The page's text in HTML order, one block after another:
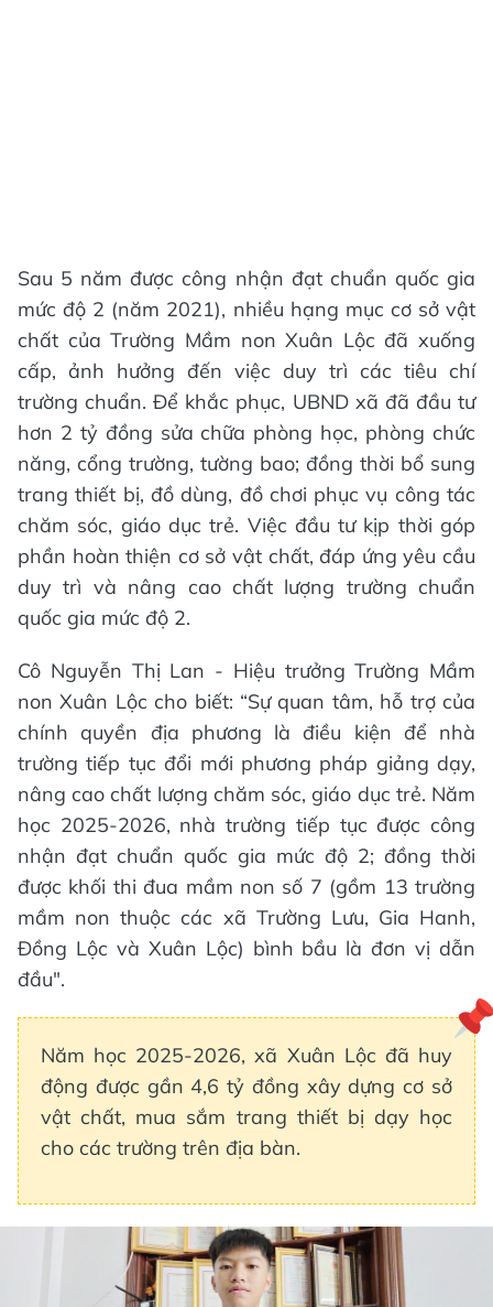
Sau 5 năm được công nhận đạt chuẩn quốc gia
mức độ 2 (năm 2021), nhiều hạng mục cơ sở vật
chất của Trường Mầm non Xuân Lộc đã xuống
cấp, ảnh hưởng đến việc duy trì các tiêu chí
trường chuẩn. Để khắc phục, UBND xã đã đầu tư
hơn 2 tỷ đồng sửa chữa phòng học, phòng chức
năng, cổng trường, tường bao; đồng thời bổ sung
trang thiết bị, đồ dùng, đồ chơi phục vụ công tác
chăm sóc, giáo dục trẻ. Việc đầu tư kịp thời góp
phần hoàn thiện cơ sở vật chất, đáp ứng yêu cầu
duy trì và nâng cao chất lượng trường chuẩn
quốc gia mức độ 2.
Cô Nguyễn Thị Lan - Hiệu trưởng Trường Mầm
non Xuân Lộc cho biết: “Sự quan tâm, hỗ trợ của
chính quyền địa phương là điều kiện để nhà
trường tiếp tục đổi mới phương pháp giảng dạy,
nâng cao chất lượng chăm sóc, giáo dục trẻ. Năm
học 2025-2026, nhà trường tiếp tục được công
nhận đạt chuẩn quốc gia mức độ 2; đồng thời
được khối thi đua mầm non số 7 (gồm 13 trường
mầm non thuộc các xã Trường Lưu, Gia Hanh,
Đồng Lộc và Xuân Lộc) bình bầu là đơn vị dẫn
đầu".
Năm học 2025-2026, xã Xuân Lộc đã huy
động được gần 4,6 tỷ đồng xây dựng cơ sở
vật chất, mua sắm trang thiết bị dạy học
cho các trường trên địa bàn.